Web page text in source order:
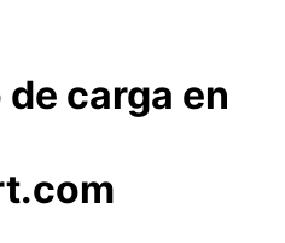
carga en